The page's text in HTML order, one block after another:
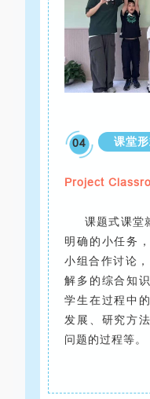
04 课堂
Project
课题式课堂
明确的小任务
小组合作讨论
解多的综合知
学生在过程中
发展、研究方
问题的过程等。